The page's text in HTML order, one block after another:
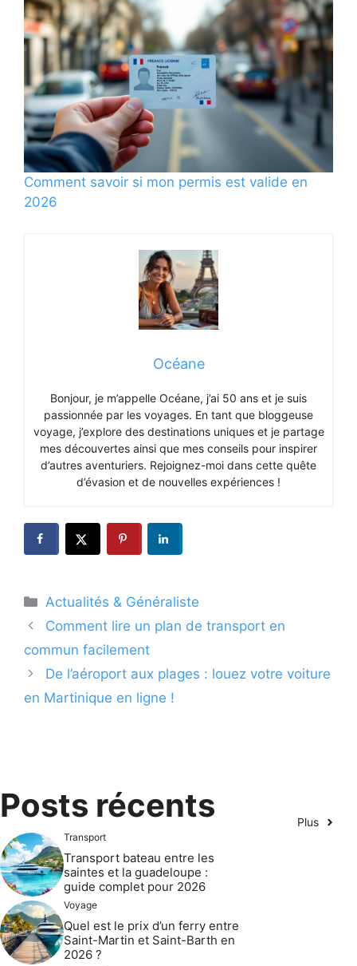
Comment savoir si mon permis est valide en
2026
Océane
Bonjour, je m’appelle Océane, j’ai 50 ans et je suis
passionnée par les voyages. En tant que bloggeuse
voyage, j’explore des destinations uniques et je partage
mes découvertes ainsi que mes conseils pour inspirer
d’autres aventuriers. Rejoignez-moi dans cette quête
d’évasion et de nouvelles expériences !
Catégories
Actualités & Généraliste
Comment lire un plan de transport en
commun facilement
De l’aéroport aux plages : louez votre voiture
en Martinique en ligne !
Posts récents Plus
Transport
Transport bateau entre les
saintes et la guadeloupe :
guide complet pour 2026
Voyage
Quel est le prix d’un ferry entre
Saint-Martin et Saint-Barth en
2026 ?